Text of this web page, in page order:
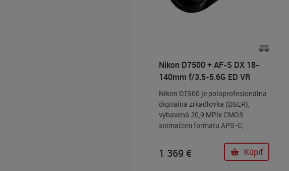
Nikon D7500 + AF-S DX 18-
140mm f/3.5-5.6G ED VR
Nikon D7500 je poloprofesionálna
digitálna zrkadlovka (DSLR),
vybavená 20,9 MPix CMOS
snímačom formátu APS-C,
bajonetom Nikon F, 51 zónovým
AF systémom Multi-CAM 3500 II,
1 369 € Kúpiť